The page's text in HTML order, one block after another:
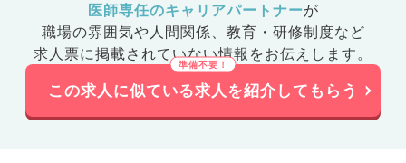
医師専任のキャリアパートナーが
職場の雰囲気や人間関係、 教育・研修制度など
求人票に掲載されていない情報をお伝えします。
この求人に似ている求人を紹介してもらう